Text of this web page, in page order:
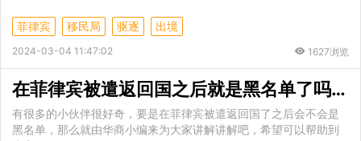
菲律宾 移民局 驱逐 出境
2024-03-04 11:47:02 1627浏览
在菲律宾被遣返回国之后就是黑名单了吗 遣返的影响
有很多的小伙伴很好奇，要是在菲律宾被遣返回国了之后会不会是
黑名单，那么就由华商小编来为大家讲解讲解吧，希望可以帮助到